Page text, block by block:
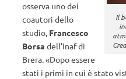
Il
osserva uno dei
coautori dello
studio, Francesco
Borsa dell’Inaf di
Brera. «Dopo essere
stati i primi in cui è stato